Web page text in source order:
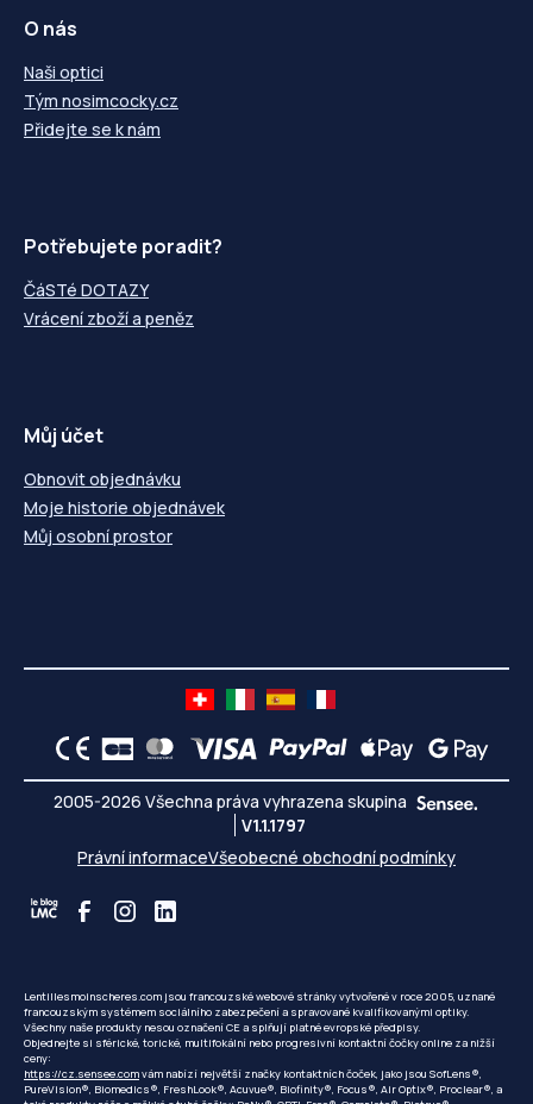
O nás
Naši optici
Tým nosimcocky.cz
Přidejte se k nám
Potřebujete poradit?
ČáSTé DOTAZY
Vrácení zboží a peněz
Můj účet
Obnovit objednávku
Moje historie objednávek
Můj osobní prostor
2005-2026 Všechna práva vyhrazena skupina
V1.1.1797
Právní informaceVšeobecné obchodní podmínky
Lentillesmoinscheres.com jsou francouzské webové stránky vytvořené v roce 2005, uznané
francouzským systémem sociálního zabezpečení a spravované kvalifikovanými optiky.
Všechny naše produkty nesou označení CE a splňují platné evropské předpisy.
Objednejte si sférické, torické, multifokální nebo progresivní kontaktní čočky online za nižší
ceny:
https://cz.sensee.comvám nabízí největší značky kontaktních čoček, jako jsou SofLens®,
PureVision®, Biomedics®, FreshLook®, Acuvue®, Biofinity®, Focus®, Air Optix®, Proclear®, a